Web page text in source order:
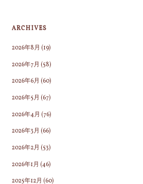
ARCHIVES
2026年8月 (19)
2026年7月 (58)
2026年6月 (60)
2026年5月 (67)
2026年4月 (76)
2026年3月 (66)
2026年2月 (53)
2026年1月 (46)
2025年12月 (60)